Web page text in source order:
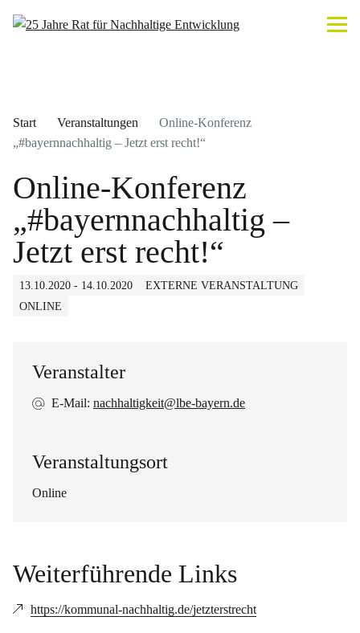
Start Veranstaltungen
Online-Konferenz
„#bayernnachhaltig – Jetzt erst recht!“
Online-Konferenz
„#bayernnachhaltig –
Jetzt erst recht!“
13.10.2020 - 14.10.2020
EXTERNE VERANSTALTUNG
ONLINE
Veranstalter
E-Mail: nachhaltigkeit@lbe-bayern.de
Veranstaltungsort
Online
Weiterführende Links
https://kommunal-nachhaltig.de/jetzterstrecht